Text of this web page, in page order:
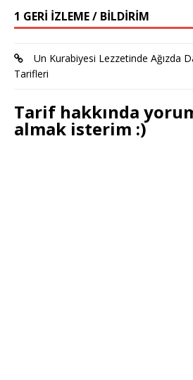
1 GERI IZLEME / BILDIRIM
Un Kurabiyesi Lezzetinde Ağızda
Tarifleri
Tarif hakkında
almak isterim :)